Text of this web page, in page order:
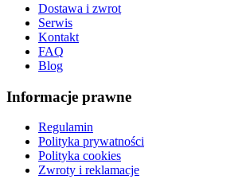
Dostawa i zwrot
Serwis
Kontakt
FAQ
Blog
Informacje prawne
Regulamin
Polityka prywatności
Polityka cookies
Zwroty i reklamacje